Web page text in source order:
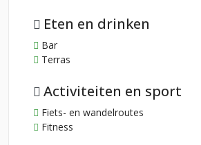
Eten en drinken
Bar
Terras
Activiteiten en sport
Fiets- en wandelroutes
Fitness